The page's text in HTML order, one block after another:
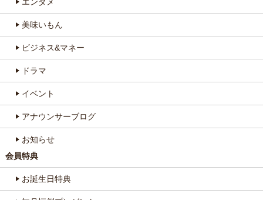
美味いもん
ビジネス&マネー
ドラマ
イベント
アナウンサーブログ
お知らせ
会員特典
お誕生日特典